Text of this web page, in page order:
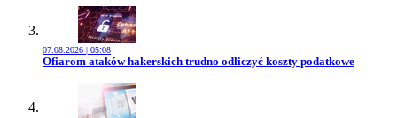
07.08.2026 | 05:08
Przejdź do artykułu:
Ofiarom ataków hakerskich trudno odliczyć koszty podatkowe